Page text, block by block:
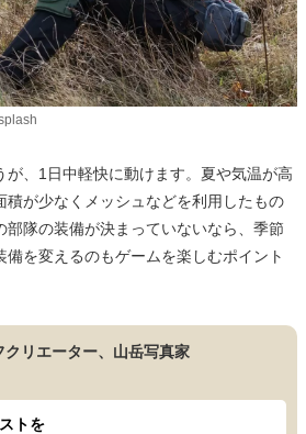
が、1日中軽快に動けます。夏や気温が高
積が少なくメッシュなどを利用したもの
部隊の装備が決まっていないなら、季節
を変えるのもゲームを楽しむポイント
クリエーター、山岳写真家
トを